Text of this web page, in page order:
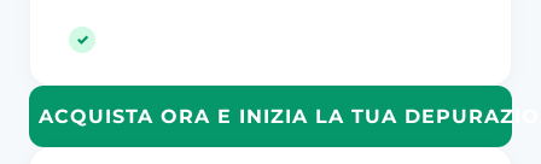
ACQUISTA ORA E INIZIA LA TUA